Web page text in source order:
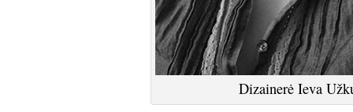
Dizainerė Ieva